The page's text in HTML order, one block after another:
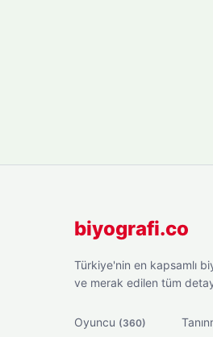
biyografi.co
Türkiye'nin en kapsamlı
ve merak edilen tüm
Oyuncu (360)